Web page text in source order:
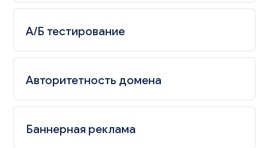
А/Б тестирование
Авторитетность домена
Баннерная реклама